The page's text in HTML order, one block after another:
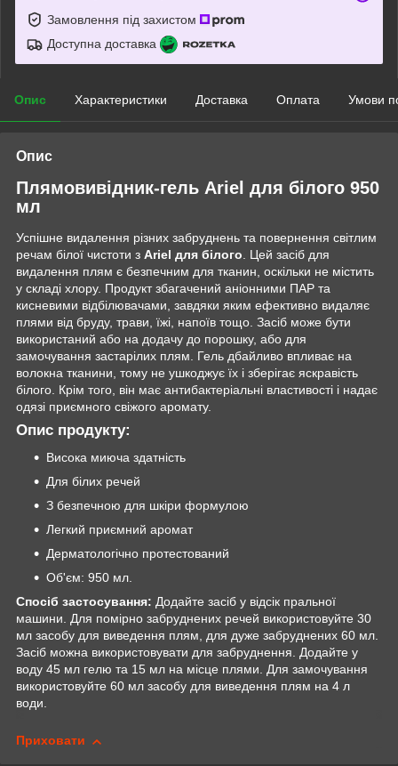
Замовлення під захистом
Доступна доставка
Опис Характеристики Доставка Оплата Умови
Опис
Плямовивідник-гель Ariel для білого 950
мл
Успішне видалення різних забруднень та повернення світлим
речам білої чистоти з Ariel для білого. Цей засіб для
видалення плям є безпечним для тканин, оскільки не містить
у складі хлору. Продукт збагачений аніонними ПАР та
кисневими відбілювачами, завдяки яким ефективно видаляє
плями від бруду, трави, їжі, напоїв тощо. Засіб може бути
використаний або на додачу до порошку, або для
замочування застарілих плям. Гель дбайливо впливає на
волокна тканини, тому не ушкоджує їх і зберігає яскравість
білого. Крім того, він має антибактеріальні властивості і надає
одязі приємного свіжого аромату.
Опис продукту:
Висока миюча здатність
Для білих речей
З безпечною для шкіри формулою
Легкий приємний аромат
Дерматологічно протестований
Об'єм: 950 мл.
Спосіб застосування: Додайте засіб у відсік пральної
машини. Для помірно забруднених речей використовуйте 30
мл засобу для виведення плям, для дуже забруднених 60 мл.
Засіб можна використовувати для забруднення. Додайте у
воду 45 мл гелю та 15 мл на місце плями. Для замочування
використовуйте 60 мл засобу для виведення плям на 4 л
води.
Приховати